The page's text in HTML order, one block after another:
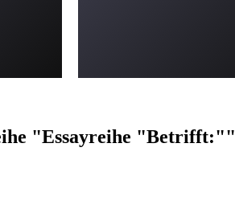
"Essayreihe "Betrifft:""